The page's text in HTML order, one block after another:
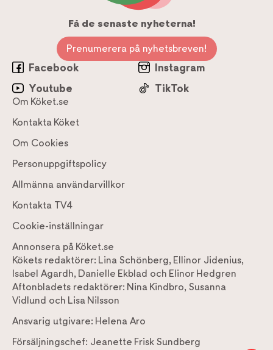
Få de senaste nyheterna!
Prenumerera på nyhetsbreven!
Facebook
Instagram
Youtube
TikTok
Om Köket.se
Kontakta Köket
Om Cookies
Personuppgiftspolicy
Allmänna användarvillkor
Kontakta TV4
Cookie-inställningar
Annonsera på Köket.se
Kökets redaktörer: Lina Schönberg, Ellinor Jidenius,
Isabel Agardh, Danielle Ekblad och Elinor Hedgren
Aftonbladets redaktörer: Nina Kindbro, Susanna
Vidlund och Lisa Nilsson
Ansvarig utgivare: Helena Aro
Försäljningschef: Jeanette Frisk Sundberg